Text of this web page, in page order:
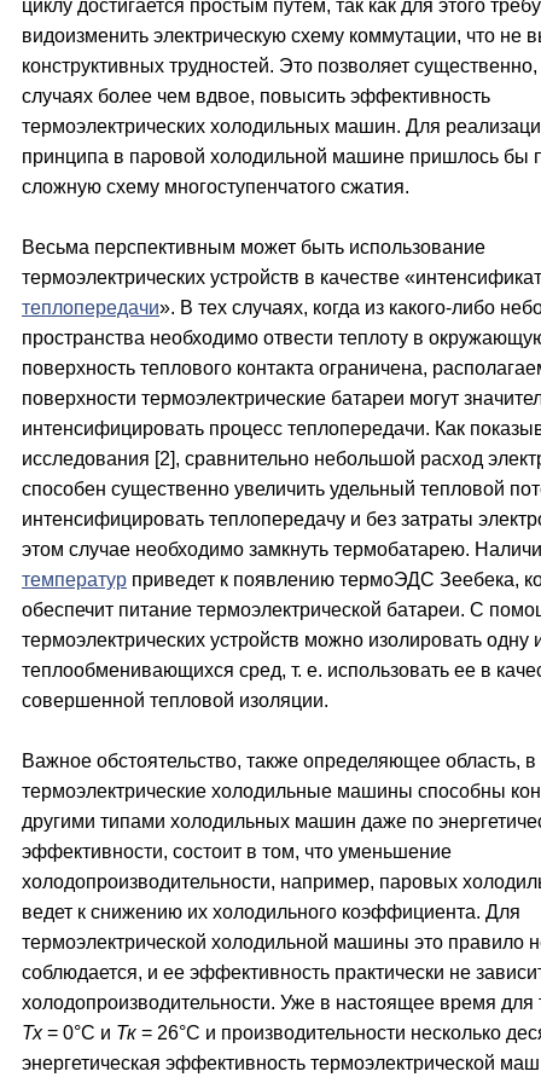
циклу достигается простым путем, так как для этого
видоизменить электрическую схему коммутации, что не
конструктивных трудностей. Это позволяет
случаях более чем вдвое, повысить эффективность
термоэлектрических холодильных машин. Для
принципа в паровой холодильной машине пришлось бы
сложную схему многоступенчатого сжатия.
Весьма перспективным может быть использование
термоэлектрических устройств в качестве
теплопередачи». В тех случаях, когда из какого-либо
пространства необходимо отвести теплоту в
поверхность теплового контакта ограничена,
поверхности термоэлектрические батареи могут
интенсифицировать процесс теплопередачи. Как
исследования [2], сравнительно небольшой расход
способен существенно увеличить удельный тепловой
интенсифицировать теплопередачу и без затраты
этом случае необходимо замкнуть термобатарею.
температур приведет к появлению термоЭДС Зеебека,
обеспечит питание термоэлектрической батареи. С
термоэлектрических устройств можно изолировать одну
теплообменивающихся сред, т. е. использовать ее в
совершенной тепловой изоляции.
Важное обстоятельство, также определяющее область, в
термоэлектрические холодильные машины способны
другими типами холодильных машин даже по
эффективности, состоит в том, что уменьшение
холодопроизводительности, например, паровых
ведет к снижению их холодильного коэффициента. Для
термоэлектрической холодильной машины это правило
соблюдается, и ее эффективность практически не
холодопроизводительности. Уже в настоящее время для
Тх= 0°С и Тк = 26°С и производительности несколько
энергетическая эффективность термоэлектрической